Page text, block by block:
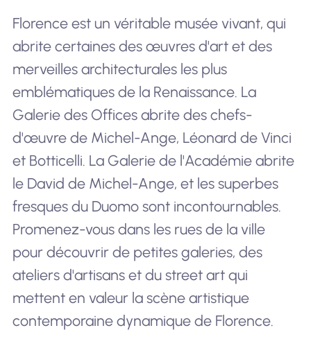
Florence est un véritable musée vivant, qui
abrite certaines des œuvres d'art et des
merveilles architecturales les plus
emblématiques de la Renaissance. La
Galerie des Offices abrite des chefs-
d'œuvre de Michel-Ange, Léonard de Vinci
et Botticelli. La Galerie de l'Académie abrite
le David de Michel-Ange, et les superbes
fresques du Duomo sont incontournables.
Promenez-vous dans les rues de la ville
pour découvrir de petites galeries, des
ateliers d'artisans et du street art qui
mettent en valeur la scène artistique
contemporaine dynamique de Florence.